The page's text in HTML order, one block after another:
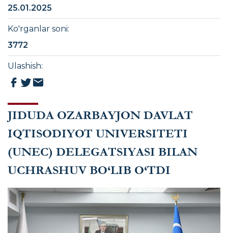
JIDUDA OZARBAYJON DAVLAT
IQTISODIYOT UNIVERSITETI
(UNEC) DELEGATSIYASI BILAN
UCHRASHUV BO‘LIB O‘TDI
25.01.2025
Ko'rganlar soni:
3772
Ulashish: